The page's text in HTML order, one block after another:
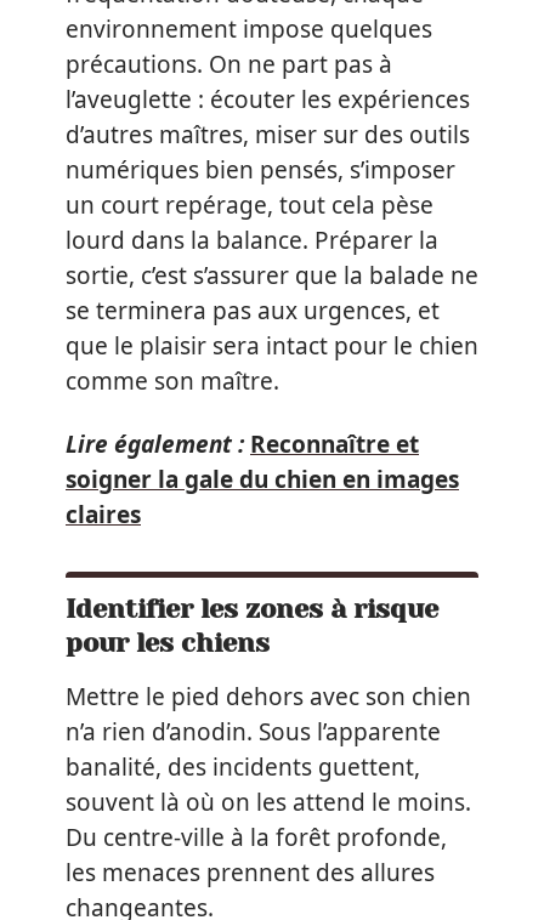
environnement impose quelques
précautions. On ne part pas à
l’aveuglette : écouter les expériences
d’autres maîtres, miser sur des outils
numériques bien pensés, s’imposer
un court repérage, tout cela pèse
lourd dans la balance. Préparer la
sortie, c’est s’assurer que la balade ne
se terminera pas aux urgences, et
que le plaisir sera intact pour le chien
comme son maître.
Lire également : Reconnaître et
soigner la gale du chien en images
claires
Identifier les zones à risque
pour les chiens
Mettre le pied dehors avec son chien
n’a rien d’anodin. Sous l’apparente
banalité, des incidents guettent,
souvent là où on les attend le moins.
Du centre-ville à la forêt profonde,
les menaces prennent des allures
changeantes.